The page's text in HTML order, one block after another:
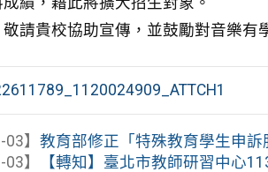
敬請貴校協助宣傳，並鼓勵對音樂有
03】教育部修正「特殊教育學生申
】
【轉知】臺北市教師研習中心